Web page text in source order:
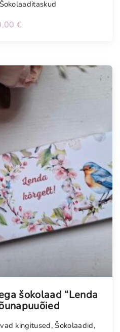
Šokolaaditaskud
€
šokolaad “Lenda
kingitused,Šokolaadid,